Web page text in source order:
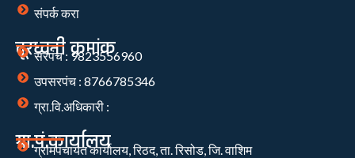
संपर्क करा
दूरध्वनी क्रमांक
सरपंच : 9823556960
उपसरपंच : 8766785346
ग्रा.वि.अधिकारी :
ग्रा.पं.कार्यालय
ग्रामपंचायत कार्यालय, रिठद, ता. रिसोड, जि. वाशिम